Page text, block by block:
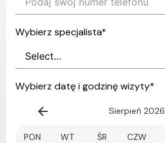
Wybierz specjalista*
Wybierz datę i godzinę wizyty*
Sierpień 2026
PON WT ŚR CZW